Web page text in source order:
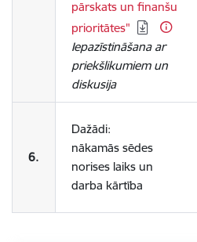
pārskats un finanšu
prioritātes"
Iepazīstināšana ar
priekšlikumiem un
diskusija
6.
Dažādi:
nākamās sēdes
norises laiks un
darba kārtība